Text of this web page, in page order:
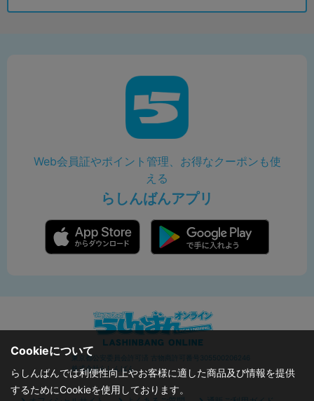
Web会員証やポイント管理、お得なクーポンも使
える
らしんばんアプリ
東京都公安委員会許可済 古物商許可番号305500206246
株式会社らしんばん
Cookieについて
らしんばんでは利便性向上やお客様に適した商品及び情報を提供
するためにCookieを使用しております。